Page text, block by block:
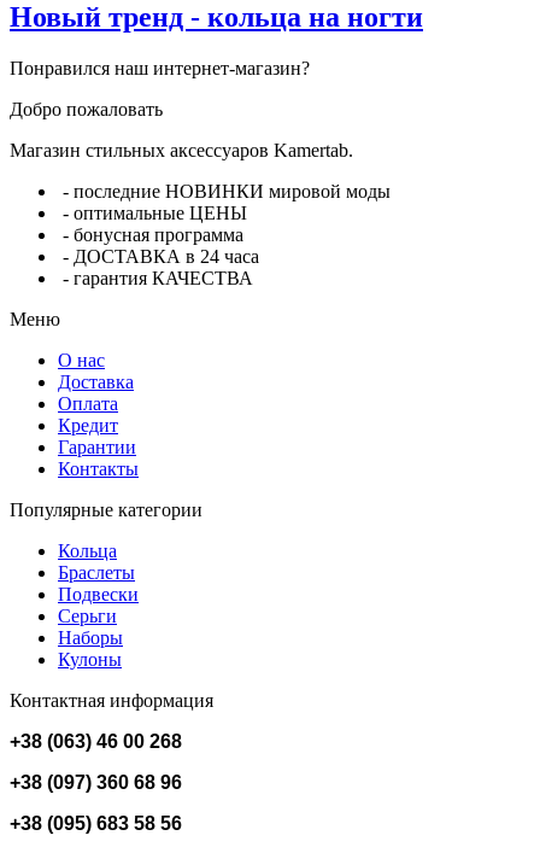
Новый тренд - кольца на ногти
Понравился наш интернет-магазин?
Добро пожаловать
Магазин стильных аксессуаров Kamertab.
- последние НОВИНКИ мировой моды
- оптимальные ЦЕНЫ
- бонусная программа
- ДОСТАВКА в 24 часа
- гарантия КАЧЕСТВА
Меню
О нас
Доставка
Оплата
Кредит
Гарантии
Контакты
Популярные категории
Кольца
Браслеты
Подвески
Серьги
Наборы
Кулоны
Контактная информация
+38 (063) 46 00 268
+38 (097) 360 68 96
+38 (095) 683 58 56